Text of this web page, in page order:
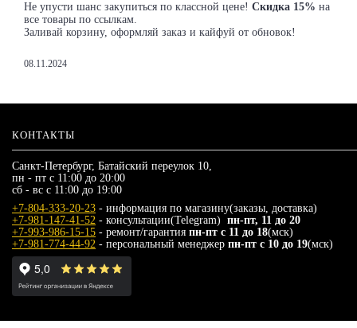
Не упусти шанс закупиться по классной цене! Cкидка 15% на
все товары по ссылкам.
Заливай корзину, оформляй заказ и кайфуй от обновок!
08.11.2024
КОНТАКТЫ
Санкт-Петербург, Батайский переулок 10,
пн - пт с 11:00 до 20:00
сб - вс с 11:00 до 19:00
+7-804-333-20-23 - информация по магазину(заказы, доставка)
+7-981-147-41-52 - консультации(Telegram) пн-пт, 11 до 20
+7-993-986-15-15 - ремонт/гарантия пн-пт с 11 до 18(мск)
+7-981-774-44-92 - персональный менеджер пн-пт с 10 до 19(мск)